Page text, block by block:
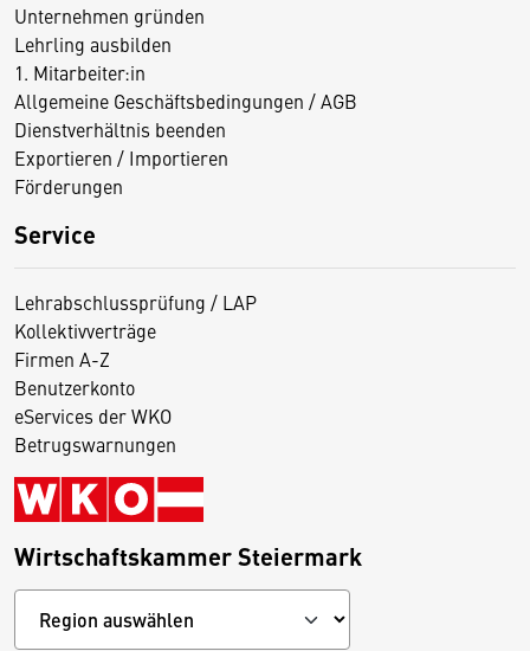
Unternehmen gründen
Lehrling ausbilden
1. Mitarbeiter:in
Allgemeine Geschäftsbedingungen / AGB
Dienstverhältnis beenden
Exportieren / Importieren
Förderungen
Service
Lehrabschlussprüfung / LAP
Kollektivverträge
Firmen A-Z
Benutzerkonto
eServices der WKO
Betrugswarnungen
Wirtschaftskammer Steiermark